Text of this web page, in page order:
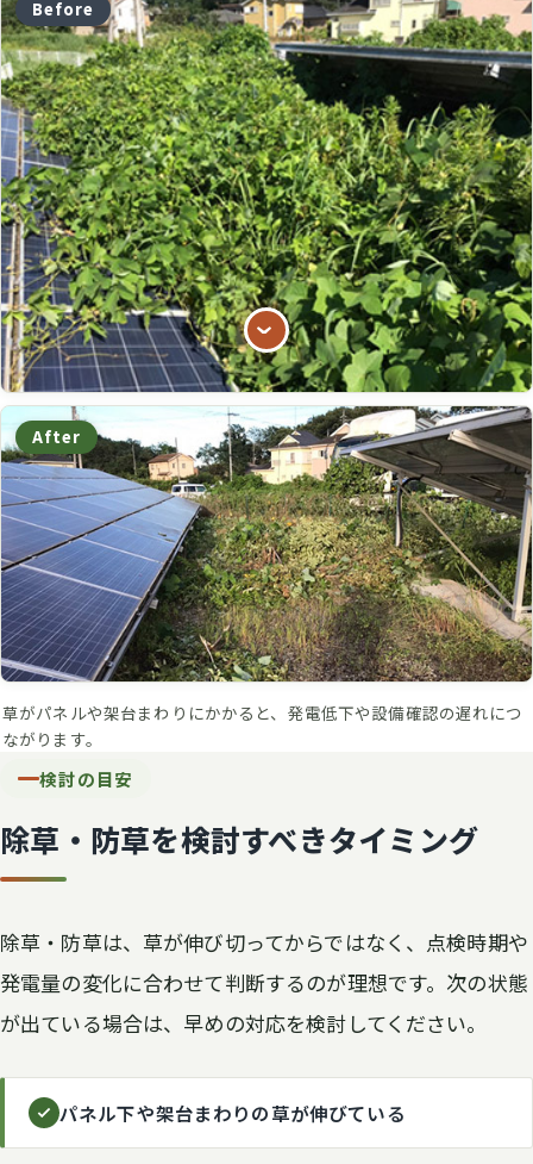
Before
After
草がパネルや架台まわりにかかると、発電低下や設備確認の遅れにつ
ながります。
検討の目安
除草・防草を検討すべきタイミング
除草・防草は、草が伸び切ってからではなく、点検時期や
発電量の変化に合わせて判断するのが理想です。次の状態
が出ている場合は、早めの対応を検討してください。
パネル下や架台まわりの草が伸びている